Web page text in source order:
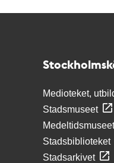
Medioteket,
Stadsmuseet
Medeltidsmuseet
Stadsbiblioteket
Stadsarkivet